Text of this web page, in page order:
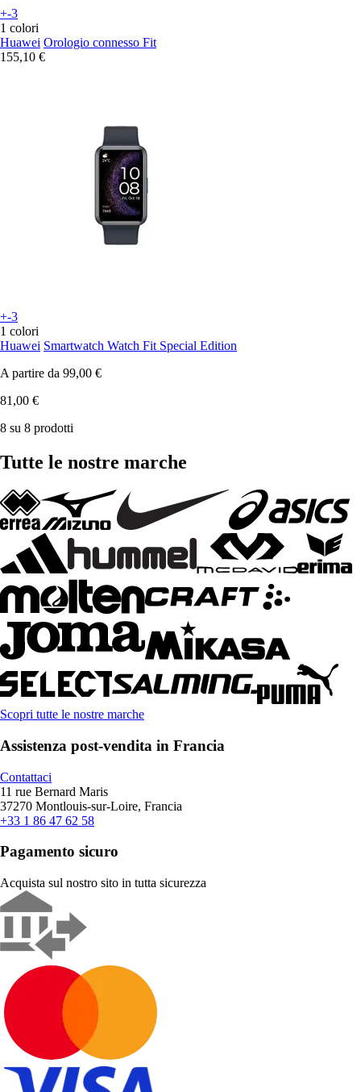
+-3
1 colori
Huawei Orologio connesso Fit
155,10 €
+-3
1 colori
Huawei Smartwatch Watch Fit Special Edition
A partire da 99,00 €
81,00 €
8 su 8 prodotti
Tutte le nostre marche
Scopri tutte le nostre marche
Assistenza post-vendita in Francia
Contattaci
11 rue Bernard Maris
37270 Montlouis-sur-Loire, Francia
+33 1 86 47 62 58
Pagamento sicuro
Acquista sul nostro sito in tutta sicurezza